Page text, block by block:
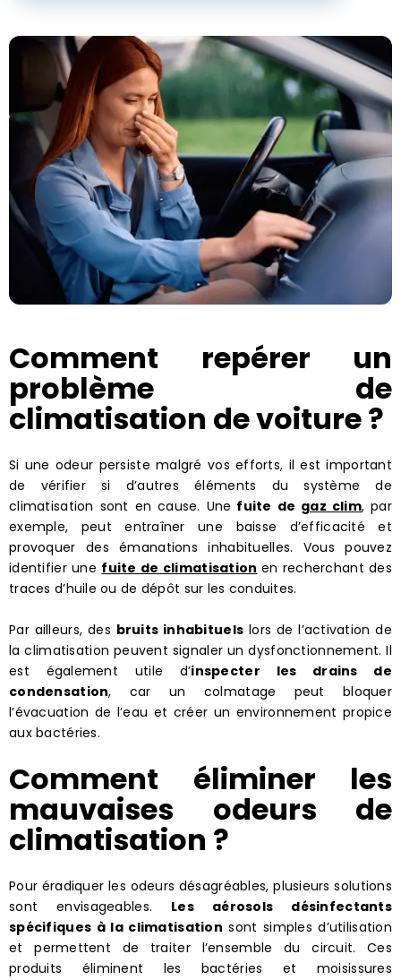
Comment repérer un
problème de
climatisation de voiture ?
Si une odeur persiste malgré vos efforts, il est important
de vérifier si d’autres éléments du système de
climatisation sont en cause. Une fuite de gaz clim, par
exemple, peut entraîner une baisse d’efficacité et
provoquer des émanations inhabituelles. Vous pouvez
identifier une fuite de climatisation en recherchant des
traces d’huile ou de dépôt sur les conduites.
Par ailleurs, des bruits inhabituels lors de l’activation de
la climatisation peuvent signaler un dysfonctionnement. Il
est également utile d’inspecter les drains de
condensation, car un colmatage peut bloquer
l’évacuation de l’eau et créer un environnement propice
aux bactéries.
Comment éliminer les
mauvaises odeurs de
climatisation ?
Pour éradiquer les odeurs désagréables, plusieurs solutions
sont envisageables. Les aérosols désinfectants
spécifiques à la climatisation sont simples d’utilisation
et permettent de traiter l’ensemble du circuit. Ces
produits éliminent les bactéries et moisissures